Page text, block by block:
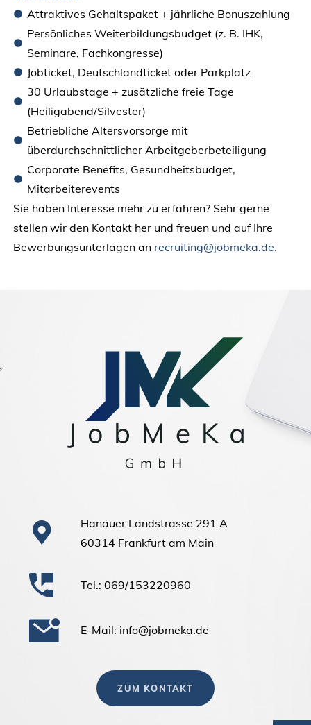
Attraktives Gehaltspaket + jährliche Bonuszahlung
Persönliches Weiterbildungsbudget (z. B. IHK,
Seminare, Fachkongresse)
Jobticket, Deutschlandticket oder Parkplatz
30 Urlaubstage + zusätzliche freie Tage
(Heiligabend/Silvester)
Betriebliche Altersvorsorge mit
überdurchschnittlicher Arbeitgeberbeteiligung
Corporate Benefits, Gesundheitsbudget,
Mitarbeiterevents
Sie haben Interesse mehr zu erfahren? Sehr gerne
stellen wir den Kontakt her und freuen und auf Ihre
Bewerbungsunterlagen an recruiting@jobmeka.de.
Hanauer Landstrasse 291 A
60314 Frankfurt am Main
Tel.: 069/153220960
E-Mail: info@jobmeka.de
ZUM KONTAKT